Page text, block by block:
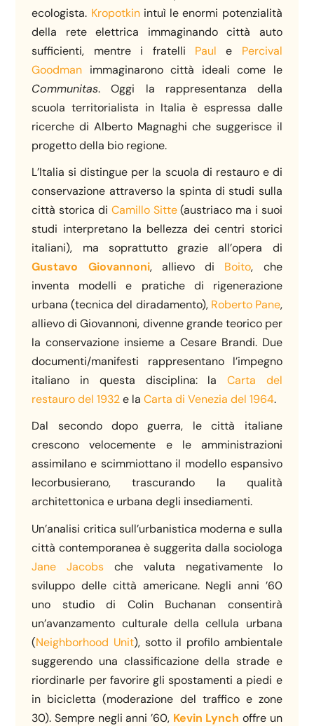
ecologista. Kropotkinintuì le enormi potenzialità
della rete elettrica immaginando città auto
sufficienti, mentre i fratelli Paul e Percival
Goodman immaginarono città ideali come le
Communitas. Oggi la rappresentanza della
scuola territorialista in Italia è espressa dalle
ricerche di Alberto Magnaghi che suggerisce il
progetto della bio regione.
L’Italia si distingue per la scuola di restauro e di
conservazione attraverso la spinta di studi sulla
città storica di Camillo Sitte(austriaco ma i suoi
studi interpretano la bellezza dei centri storici
italiani), ma soprattutto grazie all’opera di
Gustavo Giovannoni, allievo di Boito, che
inventa modelli e pratiche di rigenerazione
urbana (tecnica del diradamento), Roberto Pane,
allievo di Giovannoni, divenne grande teorico per
la conservazione insieme a Cesare Brandi. Due
documenti/manifesti rappresentano l’impegno
italiano in questa disciplina: la Carta del
restauro del 1932e laCarta di Venezia del 1964.
Dal secondo dopo guerra, le città italiane
crescono velocemente e le amministrazioni
assimilano e scimmiottano il modello espansivo
lecorbusierano, trascurando la qualità
architettonica e urbana degli insediamenti.
Un’analisi critica sull’urbanistica moderna e sulla
città contemporanea è suggerita dalla sociologa
Jane Jacobs che valuta negativamente lo
sviluppo delle città americane. Negli anni ’60
uno studio di Colin Buchanan consentirà
un’avanzamento culturale della cellula urbana
(Neighborhood Unit), sotto il profilo ambientale
suggerendo una classificazione della strade e
riordinarle per favorire gli spostamenti a piedi e
in bicicletta (moderazione del traffico e zone
30). Sempre negli anni ’60, Kevin Lynch offre un